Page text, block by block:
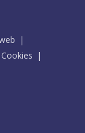
Cookies